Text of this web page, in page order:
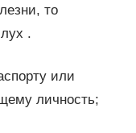
то
.
или
личность;